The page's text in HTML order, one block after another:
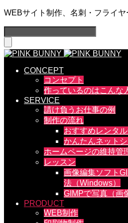
WEBサイト制作、名刺・フライヤ
CONCEPT
コンセプト
作っているのはこんな
SERVICE
請け負うお仕事の例
制作の流れ
おすすめレンタ
かんたんネット
ホームページの維持管
レッスン
画像編集ソフト
法（Windows）
GIMPで写真（画
PRODUCT
WEB制作